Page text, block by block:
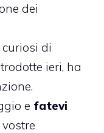
dei
di
ieri, ha
e fatevi